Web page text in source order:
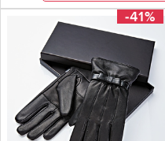
-41%